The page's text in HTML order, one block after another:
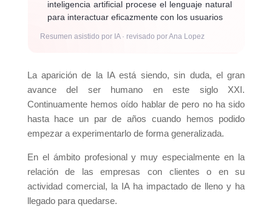
inteligencia artificial procese el lenguaje natural
para interactuar eficazmente con los usuarios
Resumen asistido por IA · revisado por Ana Lopez
La aparición de la IA está siendo, sin duda, el gran
avance del ser humano en este siglo XXI.
Continuamente hemos oído hablar de pero no ha sido
hasta hace un par de años cuando hemos podido
empezar a experimentarlo de forma generalizada.
En el ámbito profesional y muy especialmente en la
relación de las empresas con clientes o en su
actividad comercial, la IA ha impactado de lleno y ha
llegado para quedarse.